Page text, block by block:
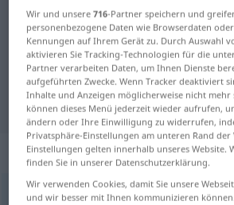
Spanisch-Deutsch Wörterbuch
Spanisch-Deutsch
"imprecar"
"imprecar" Deutsch
„imprecar“: verbo
imprecar [impreˈkar]v/t
Wir und unsere716-Partner speichern und
personenbezogene Daten wie Browserdaten
Kennungen auf Ihrem Gerät zu. Durch Auswahl
aktivieren Sie Tracking-Technologien für die
Partner verarbeiten Daten, um Ihnen Dienste
aufgeführten Zwecke. Wenn Tracker deaktiviert
Inhalte und Anzeigen möglicherweise nicht mehr
können dieses Menü jederzeit wieder aufrufen,
ändern oder Ihre Einwilligung zu widerrufen,
Privatsphäre-Einstellungen am unteren Rand der
Einstellungen gelten innerhalb unseres Website.
finden Sie in unserer Datenschutzerklärung.
Wir verwenden Cookies, damit Sie unsere
und wir besser mit Ihnen kommunizieren